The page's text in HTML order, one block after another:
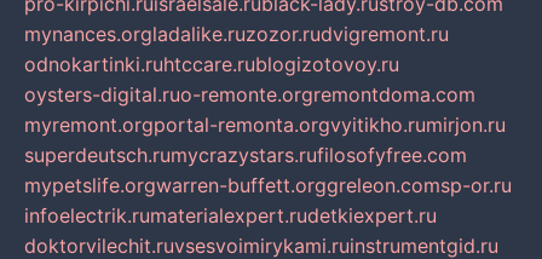
mynances.orgladalike.ruzozor.rudvigremont.ru
odnokartinki.ruhtccare.rublogizotovoy.ru
oysters-digital.ruo-remonte.orgremontdoma.com
myremont.orgportal-remonta.orgvyitikho.rumirjon.ru
superdeutsch.rumycrazystars.rufilosofyfree.com
mypetslife.orgwarren-buffett.orggreleon.comsp-or.ru
infoelectrik.rumaterialexpert.rudetkiexpert.ru
doktorvilechit.ruvsesvoimirykami.ruinstrumentgid.ru